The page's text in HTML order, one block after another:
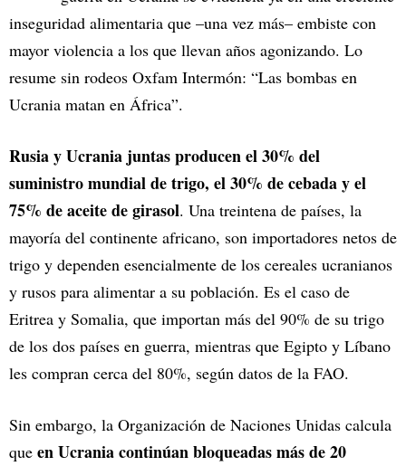
inseguridad alimentaria que –una vez más– embiste con
mayor violencia a los que llevan años agonizando. Lo
resume sin rodeos Oxfam Intermón: “Las bombas en
Ucrania matan en África”.
Rusia y Ucrania juntas producen el 30% del
suministro mundial de trigo, el 30% de cebada y el
75% de aceite de girasol. Una treintena de países, la
mayoría del continente africano, son importadores netos de
trigo y dependen esencialmente de los cereales ucranianos
y rusos para alimentar a su población. Es el caso de
Eritrea y Somalia, que importan más del 90% de su trigo
de los dos países en guerra, mientras que Egipto y Líbano
les compran cerca del 80%, según datos de la FAO.
Sin embargo, la Organización de Naciones Unidas calcula
que en Ucrania continúan bloqueadas más de 20